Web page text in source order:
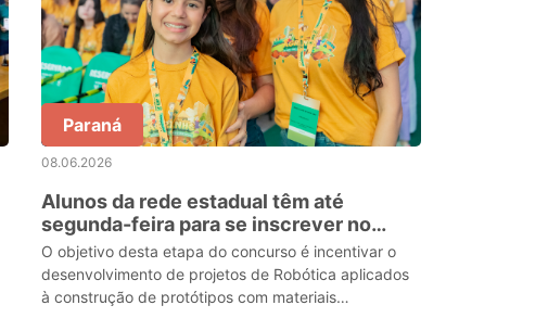
Paraná
08.06.2026
Alunos da rede estadual têm até
segunda-feira para se inscrever no
Agrinho Robótica
O objetivo desta etapa do concurso é incentivar o
desenvolvimento de projetos de Robótica aplicados
à construção de protótipos com materiais